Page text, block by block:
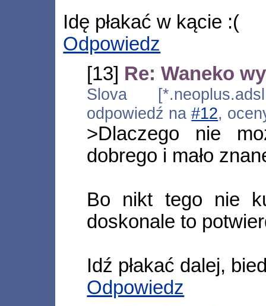
Idę płakać w kącie :(
Odpowiedz
[13] Re: Waneko
Slova
odpowiedź na#12,
>Dlaczego nie
dobrego i mało
Bo nikt tego nie
doskonale to
Idź płakać dalej,
Odpowiedz